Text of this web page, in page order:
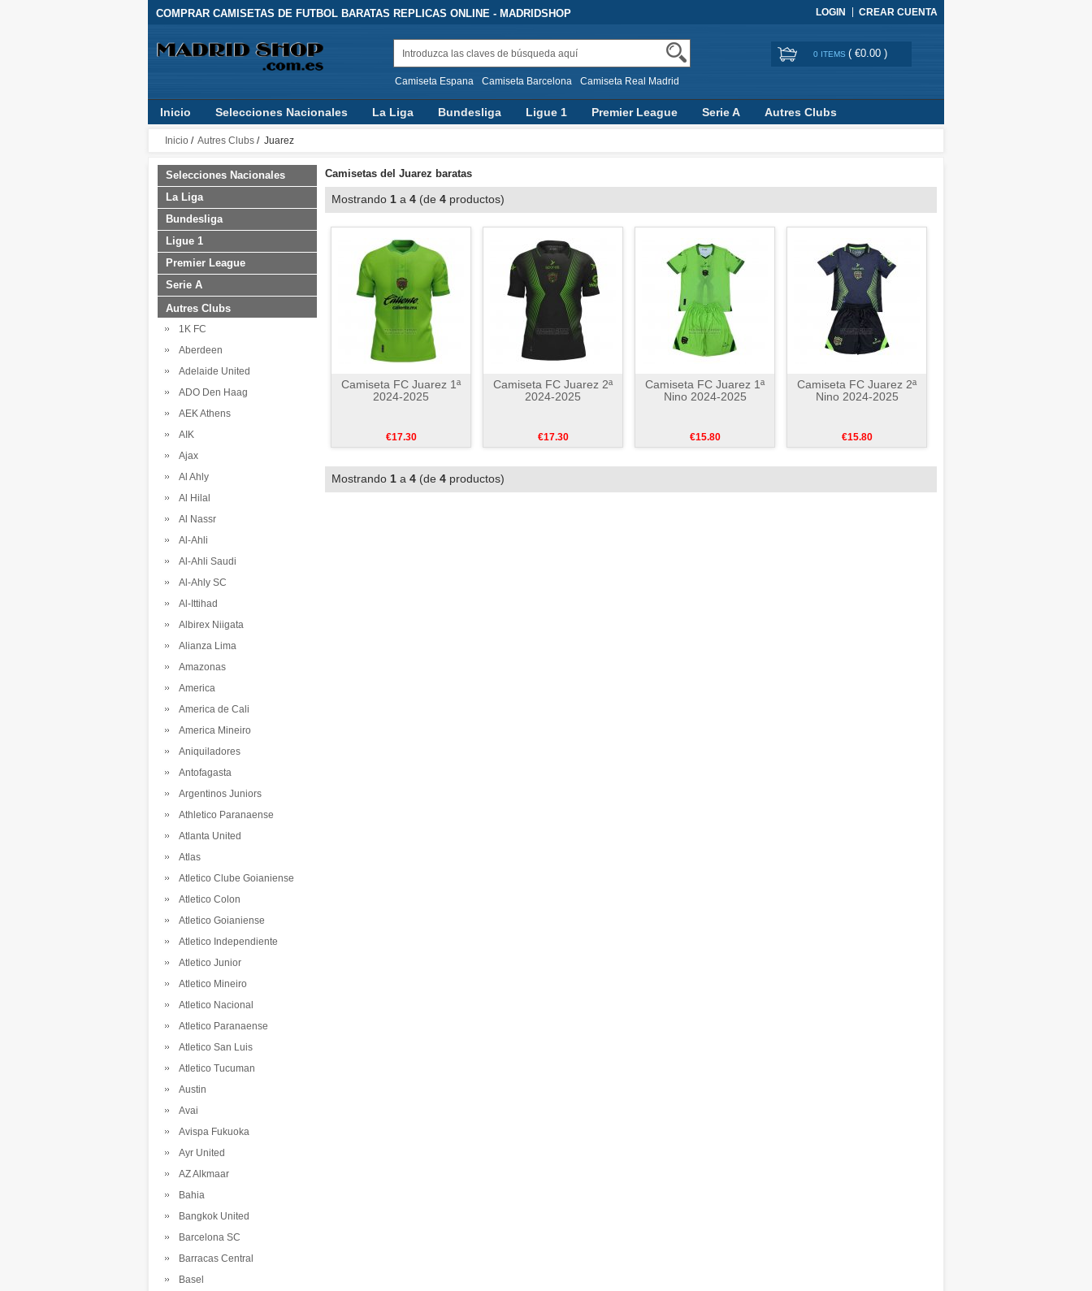
COMPRAR CAMISETAS DE FUTBOL BARATAS REPLICAS ONLINE - MADRIDSHOP LOGIN CREAR CUENTA
Camiseta Espana Camiseta Barcelona Camiseta Real Madrid
0 ITEMS ( €0.00 )
Inicio Selecciones Nacionales La Liga Bundesliga Ligue 1 Premier League Serie A Autres Clubs
Inicio / Autres Clubs / Juarez
Selecciones Nacionales
La Liga
Bundesliga
Ligue 1
Premier League
Serie A
Autres Clubs
1K FC
Aberdeen
Adelaide United
ADO Den Haag
AEK Athens
AIK
Ajax
Al Ahly
Al Hilal
Al Nassr
Al-Ahli
Al-Ahli Saudi
Al-Ahly SC
Al-Ittihad
Albirex Niigata
Alianza Lima
Amazonas
America
America de Cali
America Mineiro
Aniquiladores
Antofagasta
Argentinos Juniors
Athletico Paranaense
Atlanta United
Atlas
Atletico Clube Goianiense
Atletico Colon
Atletico Goianiense
Atletico Independiente
Atletico Junior
Atletico Mineiro
Atletico Nacional
Atletico Paranaense
Atletico San Luis
Atletico Tucuman
Austin
Avai
Avispa Fukuoka
Ayr United
AZ Alkmaar
Bahia
Bangkok United
Barcelona SC
Barracas Central
Basel
Camisetas del Juarez baratas
Mostrando 1 a 4 (de 4 productos)
Camiseta FC Juarez 1ª
2024-2025
€17.30
Camiseta FC Juarez 2ª
2024-2025
€17.30
Camiseta FC Juarez 1ª
Nino 2024-2025
€15.80
Camiseta FC Juarez 2ª
Nino 2024-2025
€15.80
Mostrando 1 a 4 (de 4 productos)